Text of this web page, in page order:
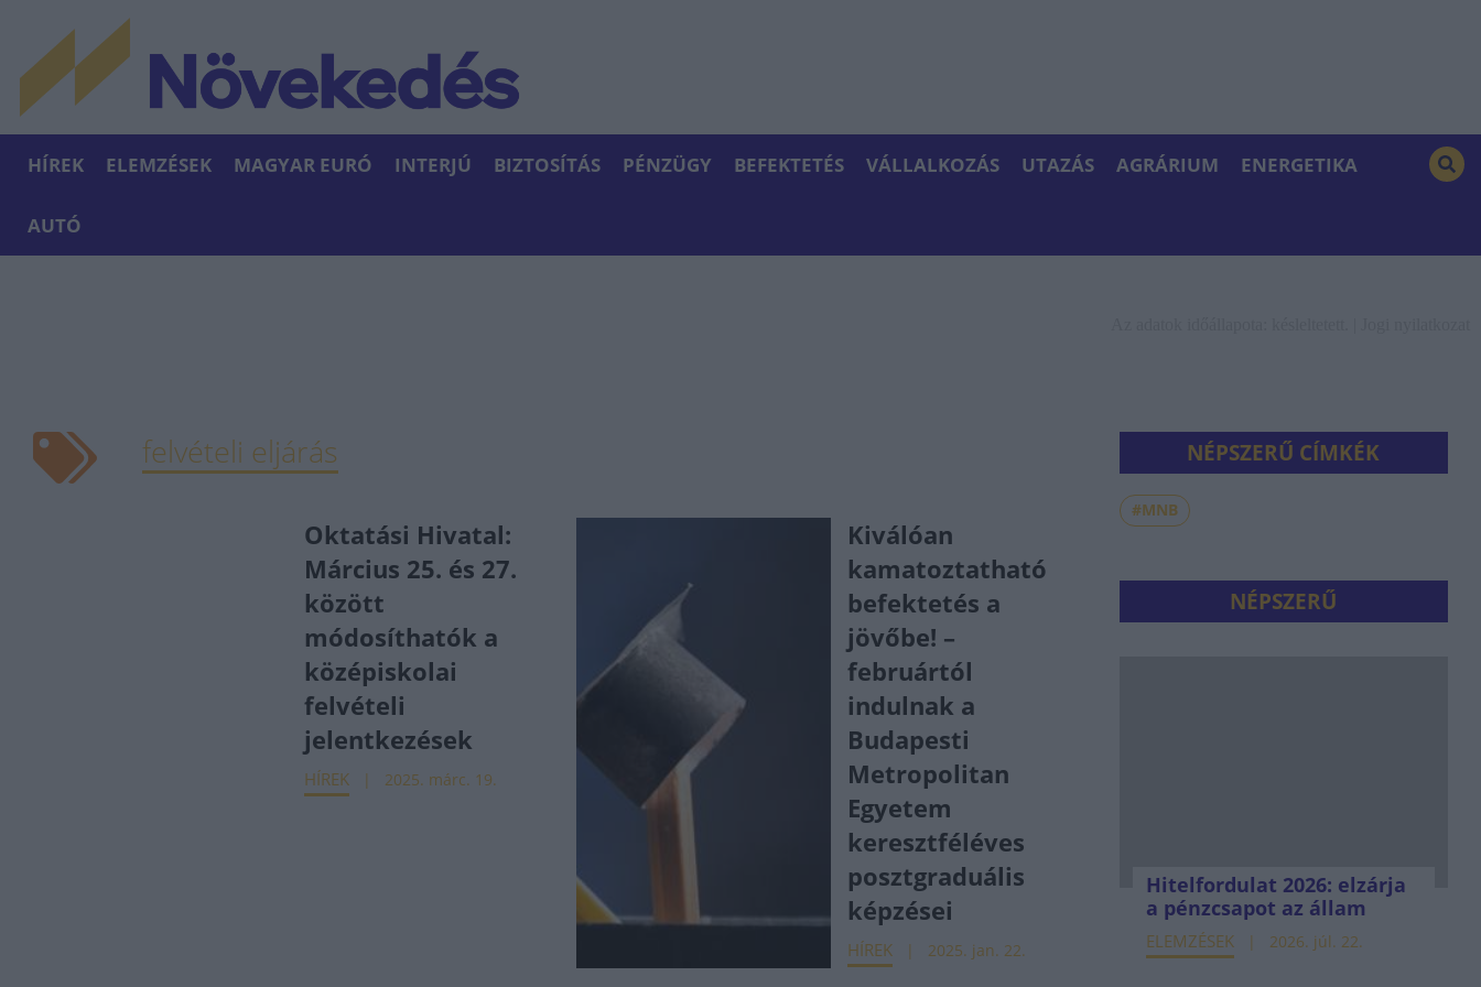
HÍREK ELEMZÉSEK MAGYAR EURÓ INTERJÚ BIZTOSÍTÁS PÉNZÜGY BEFEKTETÉS VÁLLALKOZÁS UTAZÁS AGRÁRIUM ENERGETIKA
AUTÓ
felvételi eljárás
Oktatási Hivatal:
Március 25. és 27.
között
módosíthatók a
középiskolai
felvételi
jelentkezések
HÍREK 2025. márc. 19.
Kiválóan
kamatoztatható
befektetés a
jövőbe! –
februártól
indulnak a
Budapesti
Metropolitan
Egyetem
keresztféléves
posztgraduális
képzései
HÍREK 2025. jan. 22.
NÉPSZERŰ CÍMKÉK
#MNB
NÉPSZERŰ
Hitelfordulat 2026: elzárja
a pénzcsapot az állam
ELEMZÉSEK 2026. júl. 22.